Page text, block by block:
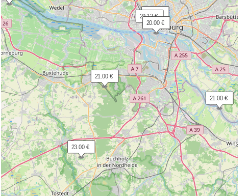
10.00 €
20.00 €
23.00 €
29.12 €
21.00 €
21.00 €